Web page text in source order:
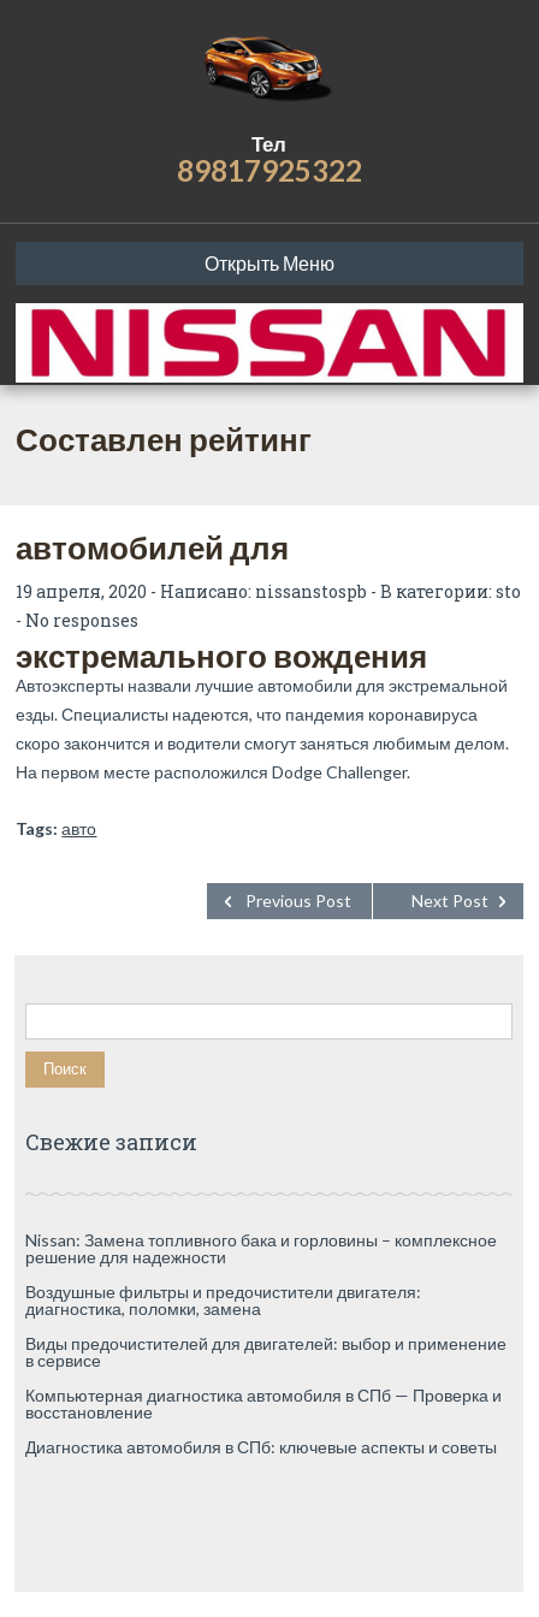
Тел
89817925322
Открыть Меню
Составлен рейтинг
автомобилей для
экстремального вождения
19 апреля, 2020 - Написано: nissanstospb - В категории:sto
- No responses
Автоэксперты назвали лучшие автомобили для экстремальной
езды. Специалисты надеются, что пандемия коронавируса
скоро закончится и водители смогут заняться любимым делом.
На первом месте расположился Dodge Challenger.
Tags: авто
Next Post
Previous Post
Найти:
Свежие записи
Nissan: Замена топливного бака и горловины – комплексное
решение для надежности
Воздушные фильтры и предочистители двигателя:
диагностика, поломки, замена
Виды предочистителей для двигателей: выбор и применение
в сервисе
Компьютерная диагностика автомобиля в СПб — Проверка и
восстановление
Диагностика автомобиля в СПб: ключевые аспекты и советы